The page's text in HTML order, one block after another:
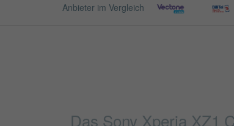
Anbieter im Vergleich
Das Sony Xperia XZ1